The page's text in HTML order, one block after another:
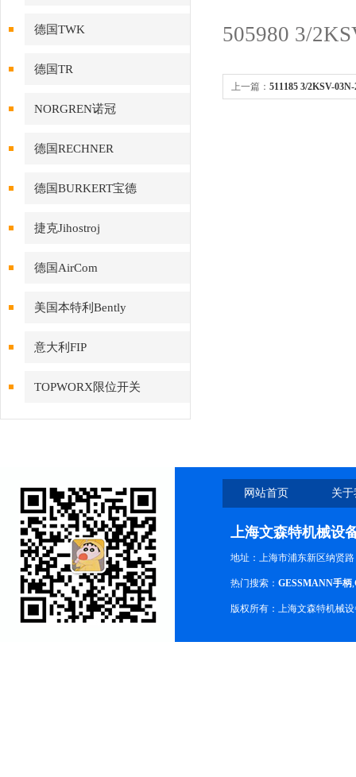
德国TWK
德国TR
NORGREN诺冠
德国RECHNER
德国BURKERT宝德
捷克Jihostroj
德国AirCom
美国本特利Bently
意大利FIP
TOPWORX限位开关
505980 3/
上一篇： 511185 3/2KSV-
网站首页 关
上海文森特机械设
地址：上海市浦东新区纳贤路
热门搜索： GESSMANN手柄,
版权所有：上海文森特机械